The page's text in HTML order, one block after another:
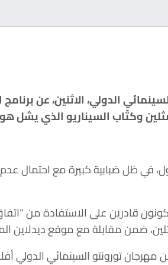
الدولي، الاثنين، عن
وكتّاب السيناريو الذي يشل
بين 7 و17 سبتمبر/ أيلول، في ظل ضبابية كبيرة
قادرين على الاستفادة من
ضمن مقابلة مع موقع ديدلاين
تورونتو السينمائي الدولي